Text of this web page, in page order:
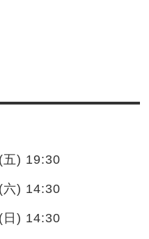
) 19:30
) 14:30
) 14:30